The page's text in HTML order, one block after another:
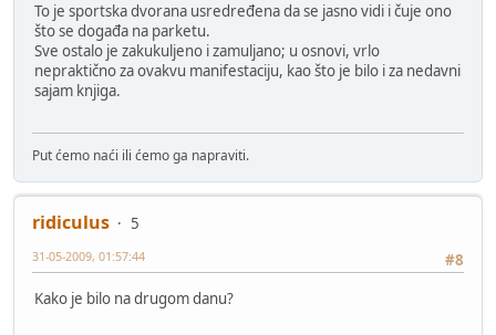
To je sportska dvorana usredređena da se jasno vidi i čuje ono
što se događa na parketu.
Sve ostalo je zakukuljeno i zamuljano; u osnovi, vrlo
nepraktično za ovakvu manifestaciju, kao što je bilo i za nedavni
sajam knjiga.
Put ćemo naći ili ćemo ga napraviti.
ridiculus
5
#8
31-05-2009, 01:57:44
Kako je bilo na drugom danu?